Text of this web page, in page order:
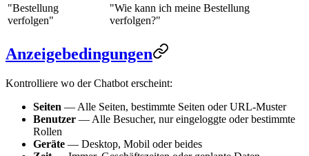
"Bestellung
verfolgen"
"Wie kann ich meine Bestellung
verfolgen?"
Anzeigebedingungen
Kontrolliere wo der Chatbot erscheint:
Seiten — Alle Seiten, bestimmte Seiten oder URL-Muster
Benutzer — Alle Besucher, nur eingeloggte oder bestimmte
Rollen
Geräte — Desktop, Mobil oder beides